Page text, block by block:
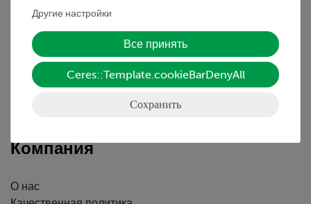
Обслуживание
Краткий обзор услуг
Скачать
Каталоги
Компания
О нас
Другие настройки
Все принять
Ceres::Template.cookieBarDenyAll
Сохранить